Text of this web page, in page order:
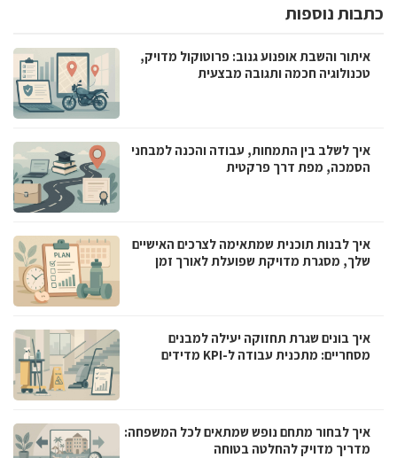
כתבות נוספות
איתור והשבת אופנוע גנוב: פרוטוקול מדויק,
טכנולוגיה חכמה ותגובה מבצעית
איך לשלב בין התמחות, עבודה והכנה למבחני
הסמכה, מפת דרך פרקטית
איך לבנות תוכנית שמתאימה לצרכים האישיים
שלך, מסגרת מדויקת שפועלת לאורך זמן
איך בונים שגרת תחזוקה יעילה למבנים
מסחריים: מתכנית עבודה ל-KPI מדידים
איך לבחור מתחם נופש שמתאים לכל המשפחה:
מדריך מדויק להחלטה בטוחה